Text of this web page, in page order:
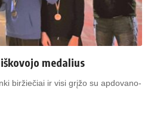
medalius
bir­žie­čiai ir vi­si grį­žo su ap­do­va­no­